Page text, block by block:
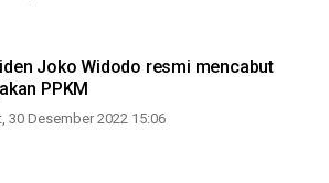
Joko Widodo resmi mencabut
PPKM
30 Desember 2022 15:06